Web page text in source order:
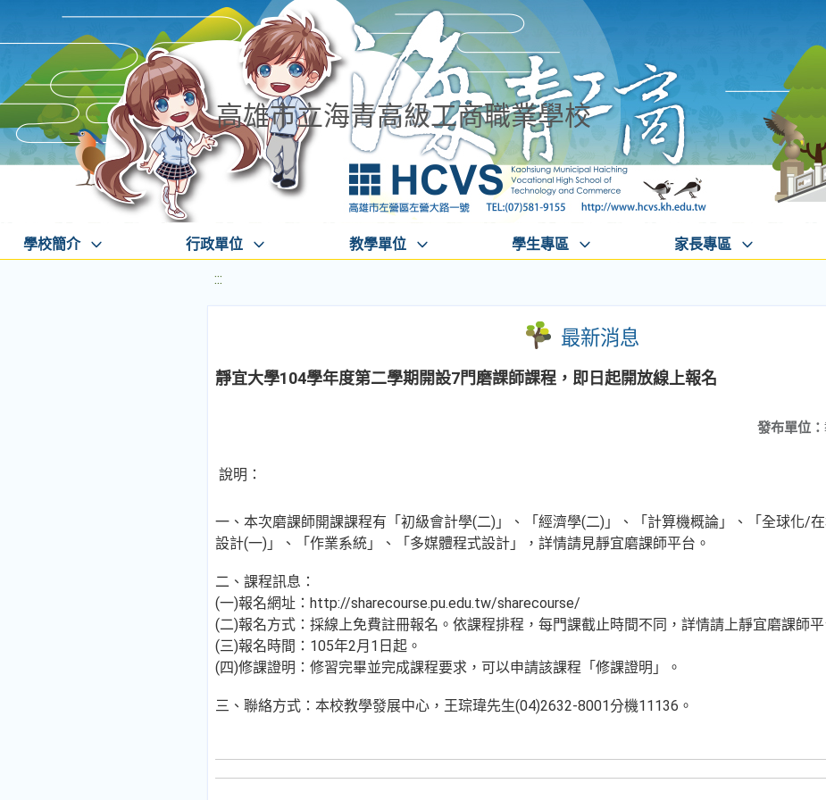
高雄市立海青高級工商職業學校
學校簡介 行政單位 教學單位 學生專區 家長專區
:::
最新消息
靜宜大學104學年度第二學期開設7門磨課師課程，即日起開放線上報名
發布單位：
說明：
一、本次磨課師開課課程有「初級會計學(二)」、「經濟學(二)」、「計算機概論」、「全球化/
設計(一)」、「作業系統」、「多媒體程式設計」，詳情請見靜宜磨課師平台。
二、課程訊息：
(一)報名網址：http://sharecourse.pu.edu.tw/sharecourse/
(二)報名方式：採線上免費註冊報名。依課程排程，每門課截止時間不同，詳情請上靜宜磨課師平
(三)報名時間：105年2月1日起。
(四)修課證明：修習完畢並完成課程要求，可以申請該課程「修課證明」。
三、聯絡方式：本校教學發展中心，王琮瑋先生(04)2632-8001分機11136。